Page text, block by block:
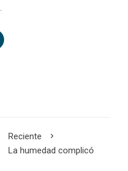
Reciente
La humedad complicó